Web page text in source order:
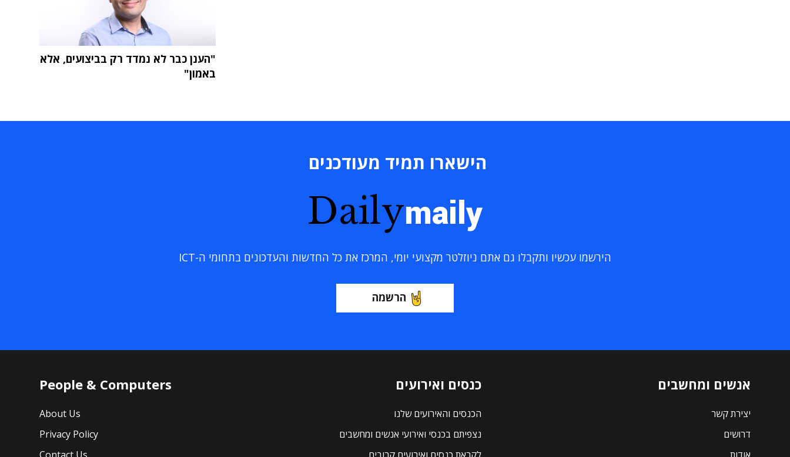
"הענן כבר לא נמדד רק בביצועים, אלא
באמון"
הישארו תמיד מעודכנים
Dailymaily
הירשמו עכשיו ותקבלו גם אתם ניוזלטר מקצועי יומי, המרכז את כל החדשות והעדכונים בתחומי ה-ICT
הרשמה
אנשים ומחשבים
יצירת קשר
דרושים
כנסים ואירועים
הכנסים והאירועים שלנו
נצפיתם בכנסי ואירועי אנשים ומחשבים
People & Computers
About Us
Privacy Policy